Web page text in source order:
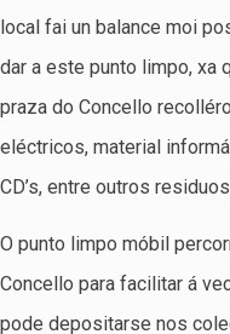
local fai un balance moi
dar a este punto limpo, xa
praza do Concello
eléctricos, material
CD’s, entre outros
O punto limpo móbil
Concello para facilitar á
pode depositarse nos